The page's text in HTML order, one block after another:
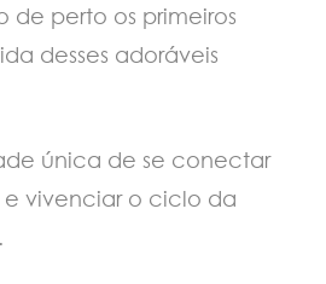
perto os primeiros
desses adoráveis
única de se conectar
e vivenciar o ciclo da